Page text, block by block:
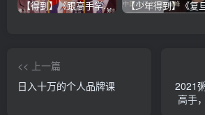
【得到】《跟高手学销售系列课》
<< 上一篇
日入十万的个人品牌课
2021
高手